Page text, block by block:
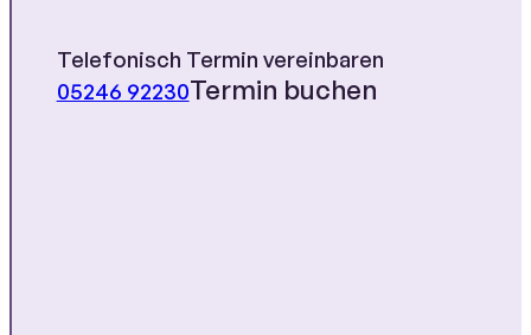
Telefonisch Termin vereinbaren
05246 92230Termin buchen